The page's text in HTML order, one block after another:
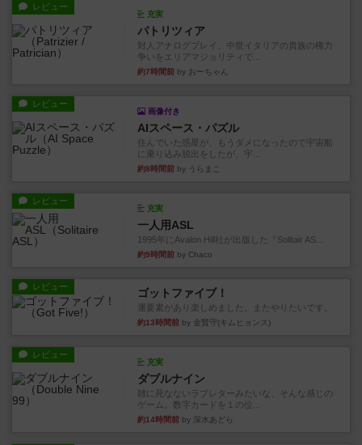
レビュー
充実
パトリツィア
対人アナログプレイ。中世イタリアの貴族の権力
争いをエリアマジョリティで...
約7時間前 by おーちゃん
レビュー
画像付き
AIスペース・パズル
住んでいた惑星が、もうダメになったので宇宙船
に乗り込み脱出をしたが、宇...
約8時間前 by うらまこ
レビュー
充実
一人用ASL
1995年にAvalon Hill社が出版した『Solitair AS...
約9時間前 by Chaco
レビュー ゴットファイブ！
運要素があり楽しめました。またやりたいです。
約13時間前 by 金賢守(キムヒョンス)
レビュー
充実
ダブルナイン
雑に死なないラブレターみたいな、そんな感じの
ゲーム。数字カードを１の位...
約14時間前 by 深水あどら